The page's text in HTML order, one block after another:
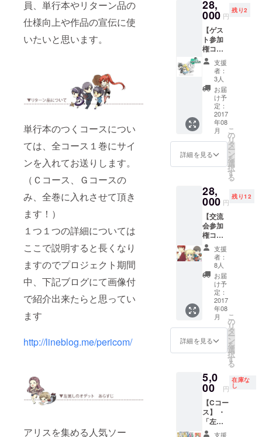
員、単行本やリターン品の
仕様向上や作品の宣伝に使
いたいと思います。
単行本のつくコースについ
ては、全コース１巻にサイ
ンを入れてお送りします。
（Ｃコース、Ｇコースの
み、全巻に入れさせて頂き
ます！）
１つ１つの詳細については
ここで説明すると長くなり
ますのでプロジェクト期間
中、下記ブログにて画像付
で紹介出来たらと思ってい
ます
http://lineblog.me/pericom/
アリスを集める人気ソー
（絵柄
はプリ
ントで
す） ・
コンプ
リート
設定資
料集
「OD」
（非売
品／番
外編
「星ふ
る日の
夜物
語」収
録） ・
「ODET
TE」 ・
７Ｄａ
ｙｓ
（全２
巻） ・
ボカロ
Ｐ物語
（全１
巻） ・
微熱少
年（全
１巻）
・アホ
カレ！
（全１
巻） ・
マグ
キーホ
ルダー
・クリ
アファ
イル×２
種類
28,
000 円
残り2
【ゲス
ト参加
権コー
ス】 ・
ツイ
キャス
放送
「ぺ
ちゃん
ねる」
にゲス
ト参加
する権
利 ・Ａ
～Eの中
の希望
ス１
セット
・番組
特製サ
イン入
りアク
リル置
時計 ※
通話で
最低２
０分以
Perico
とラジ
オ放送
できる
環境に
ります
支援
者：
3人
お届
け予
定：
2017
年08
月
詳細を見る
こ
の
リ
タ
ー
ン
を
選
択
す
る
28,
000 円
残り12
【交流
会参加
権コー
ス】 ・
2017年
5月6日
開催の
コミ
ティア
120の後
の交流
会に参
加する
権利 ・
Ａ～Eの
中の希
コース
１セッ
ト
※2017
年5月6
日開催
のコミ
支援
者：
8人
お届
け予
定：
2017
年08
月
詳細を見る
こ
の
リ
タ
ー
ン
を
選
択
す
る
5,0
00 円
在庫な
し
【Cコー
ス】 ・
「左廻
しのオ
支援